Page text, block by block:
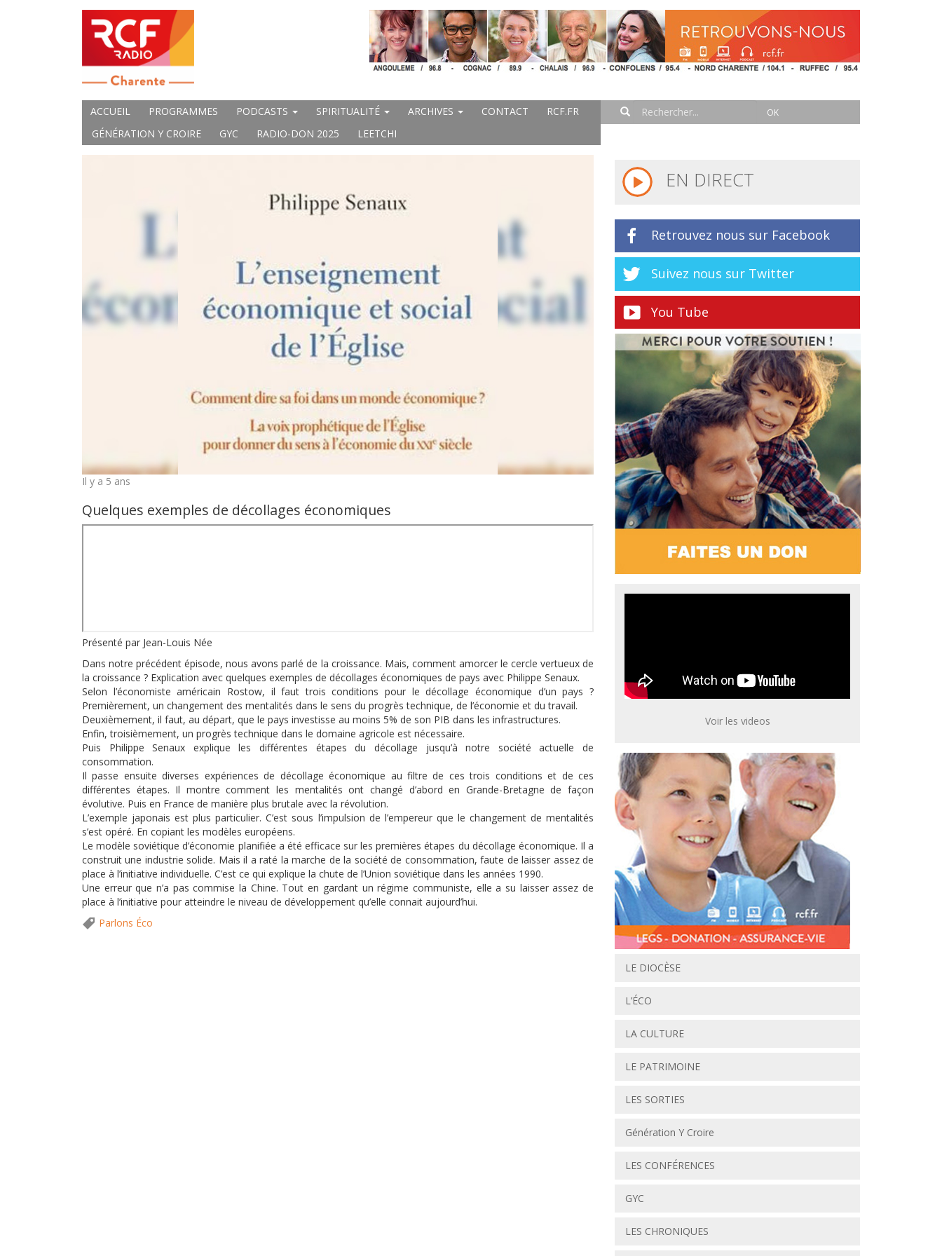
ACCUEIL PROGRAMMES PODCASTS SPIRITUALITÉ ARCHIVES CONTACT
RCF.FR
GÉNÉRATION Y CROIRE
GYC RADIO-DON 2025 LEETCHI
Il y a 5 ans
Quelques exemples de décollages économiques
Présenté par Jean-Louis Née
Dans notre précédent épisode, nous avons parlé de la croissance. Mais, comment amorcer le cercle vertueux de
la croissance ? Explication avec quelques exemples de décollages économiques de pays avec Philippe Senaux.
Selon l’économiste américain Rostow, il faut trois conditions pour le décollage économique d’un pays ?
Premièrement, un changement des mentalités dans le sens du progrès technique, de l’économie et du travail.
Deuxièmement, il faut, au départ, que le pays investisse au moins 5% de son PIB dans les infrastructures.
Enfin, troisièmement, un progrès technique dans le domaine agricole est nécessaire.
Puis Philippe Senaux explique les différentes étapes du décollage jusqu’à notre société actuelle de
consommation.
Il passe ensuite diverses expériences de décollage économique au filtre de ces trois conditions et de ces
différentes étapes. Il montre comment les mentalités ont changé d’abord en Grande-Bretagne de façon
évolutive. Puis en France de manière plus brutale avec la révolution.
L’exemple japonais est plus particulier. C’est sous l’impulsion de l’empereur que le changement de mentalités
s’est opéré. En copiant les modèles européens.
Le modèle soviétique d’économie planifiée a été efficace sur les premières étapes du décollage économique. Il a
construit une industrie solide. Mais il a raté la marche de la société de consommation, faute de laisser assez de
place à l’initiative individuelle. C’est ce qui explique la chute de l’Union soviétique dans les années 1990.
Une erreur que n’a pas commise la Chine. Tout en gardant un régime communiste, elle a su laisser assez de
place à l’initiative pour atteindre le niveau de développement qu’elle connait aujourd’hui.
Parlons Éco
EN DIRECT
Retrouvez nous sur Facebook
Suivez nous sur Twitter
You Tube
Voir les videos
LE DIOCÈSE
L’ÉCO
LA CULTURE
LE PATRIMOINE
LES SORTIES
Génération Y Croire
LES CONFÉRENCES
GYC
LES CHRONIQUES